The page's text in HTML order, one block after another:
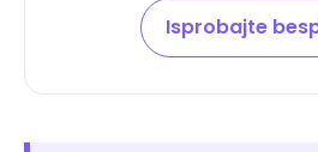
Isprobajte